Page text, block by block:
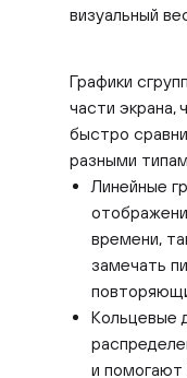
Графики
части экрана,
быстро
разными
Линейные
времени,
замечать
Кольцевые
и помогают
визуальный